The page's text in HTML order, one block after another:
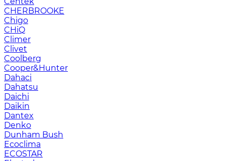
CHERBROOKE
Chigo
CHiQ
Climer
Clivet
Coolberg
Cooper&Hunter
Dahaci
Dahatsu
Daichi
Daikin
Dantex
Denko
Dunham Bush
Ecoclima
ECOSTAR